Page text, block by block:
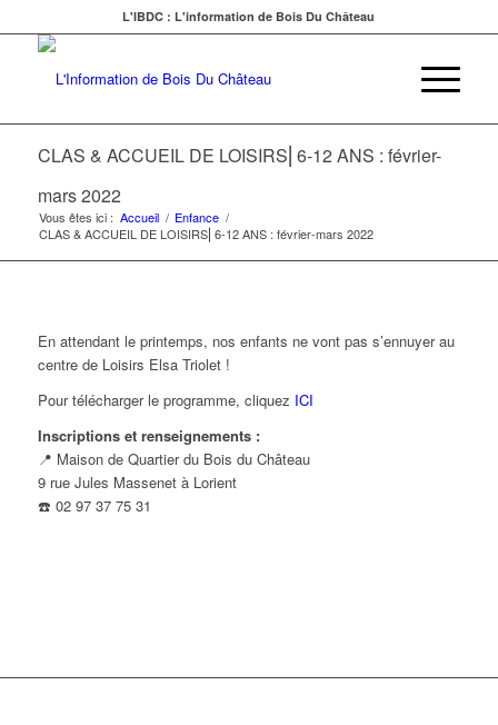
L'IBDC : L'information de Bois Du Château
CLAS & ACCUEIL DE LOISIRS⎜6-12 ANS : février-
mars 2022
Vous êtes ici : Accueil / Enfance /
CLAS & ACCUEIL DE LOISIRS⎜6-12 ANS : février-mars 2022
En attendant le printemps, nos enfants ne vont pas s’ennuyer au
centre de Loisirs Elsa Triolet !
Pour télécharger le programme, cliquez ICI
Inscriptions et renseignements :
📍 Maison de Quartier du Bois du Château
9 rue Jules Massenet à Lorient
☎️ 02 97 37 75 31